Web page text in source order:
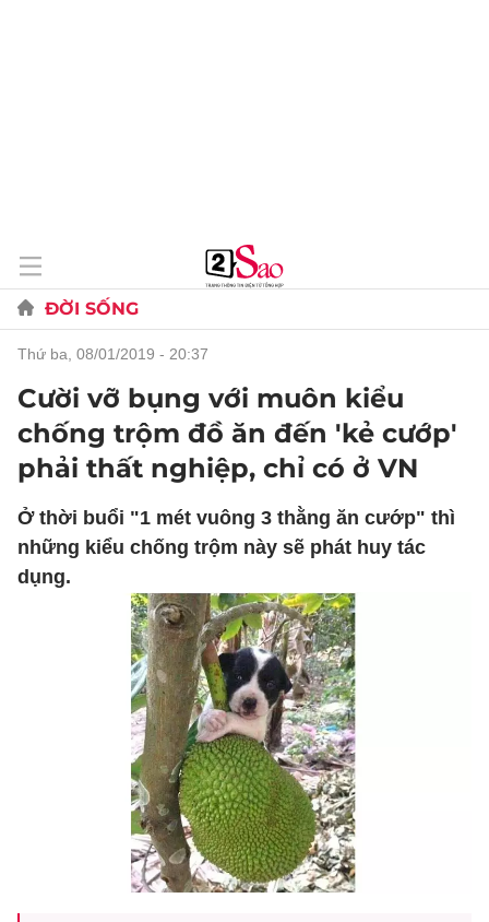
ĐỜI SỐNG
thứ ba, 08/01/2019 - 20:37
Cười vỡ bụng với muôn kiểu
chống trộm đồ ăn đến 'kẻ cướp'
phải thất nghiệp, chỉ có ở VN
Ở thời buổi "1 mét vuông 3 thằng ăn cướp" thì
những kiểu chống trộm này sẽ phát huy tác
dụng.